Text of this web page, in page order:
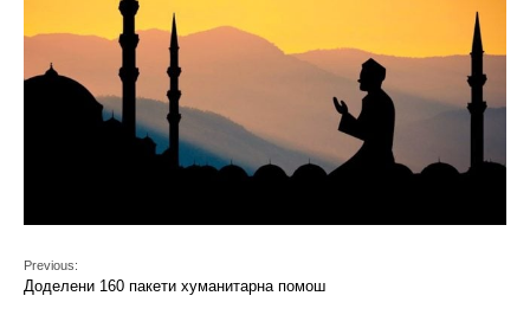
Previous:
Доделени 160 пакети хуманитарна помош